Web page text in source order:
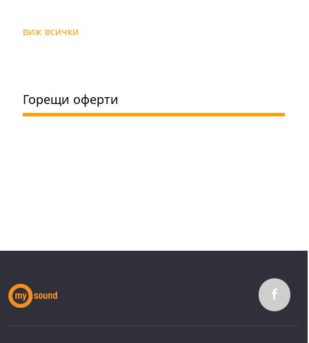
виж всички
Горещи оферти